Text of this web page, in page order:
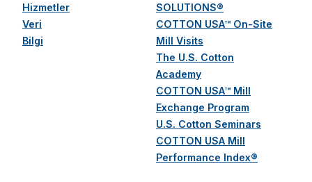
Hizmetler
Veri
Bilgi
SOLUTIONS®
COTTON USA™ On-Site
Mill Visits
The U.S. Cotton
Academy
COTTON USA™ Mill
Exchange Program
U.S. Cotton Seminars
COTTON USA Mill
Performance Index®